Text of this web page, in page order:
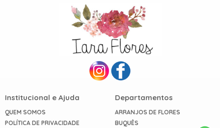
Institucional e Ajuda
QUEM SOMOS
POLÍTICA DE PRIVACIDADE
Departamentos
ARRANJOS DE FLORES
BUQUÊS